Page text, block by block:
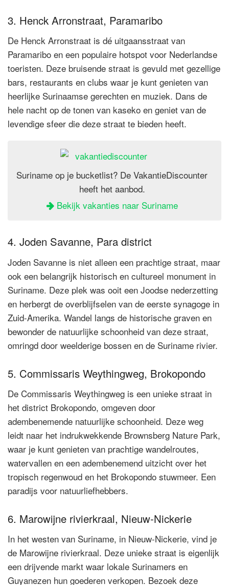
3. Henck Arronstraat, Paramaribo
De Henck Arronstraat is dé uitgaansstraat van
Paramaribo en een populaire hotspot voor Nederlandse
toeristen. Deze bruisende straat is gevuld met gezellige
bars, restaurants en clubs waar je kunt genieten van
heerlijke Surinaamse gerechten en muziek. Dans de
hele nacht op de tonen van kaseko en geniet van de
levendige sfeer die deze straat te bieden heeft.
Suriname op je bucketlist? De VakantieDiscounter
heeft het aanbod.
Bekijk vakanties naar Suriname
4. Joden Savanne, Para district
Joden Savanne is niet alleen een prachtige straat, maar
ook een belangrijk historisch en cultureel monument in
Suriname. Deze plek was ooit een Joodse nederzetting
en herbergt de overblijfselen van de eerste synagoge in
Zuid-Amerika. Wandel langs de historische graven en
bewonder de natuurlijke schoonheid van deze straat,
omringd door weelderige bossen en de Suriname rivier.
5. Commissaris Weythingweg, Brokopondo
De Commissaris Weythingweg is een unieke straat in
het district Brokopondo, omgeven door
adembenemende natuurlijke schoonheid. Deze weg
leidt naar het indrukwekkende Brownsberg Nature Park,
waar je kunt genieten van prachtige wandelroutes,
watervallen en een adembenemend uitzicht over het
tropisch regenwoud en het Brokopondo stuwmeer. Een
paradijs voor natuurliefhebbers.
6. Marowijne rivierkraal, Nieuw-Nickerie
In het westen van Suriname, in Nieuw-Nickerie, vind je
de Marowijne rivierkraal. Deze unieke straat is eigenlijk
een drijvende markt waar lokale Surinamers en
Guyanezen hun goederen verkopen. Bezoek deze